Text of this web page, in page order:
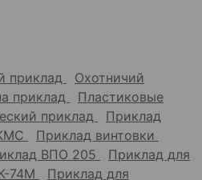
приклад
Охотничий
приклад
Пластиковые
приклад
Приклад
Приклад винтовки
ВПО 205
Приклад для
74М
Приклад для